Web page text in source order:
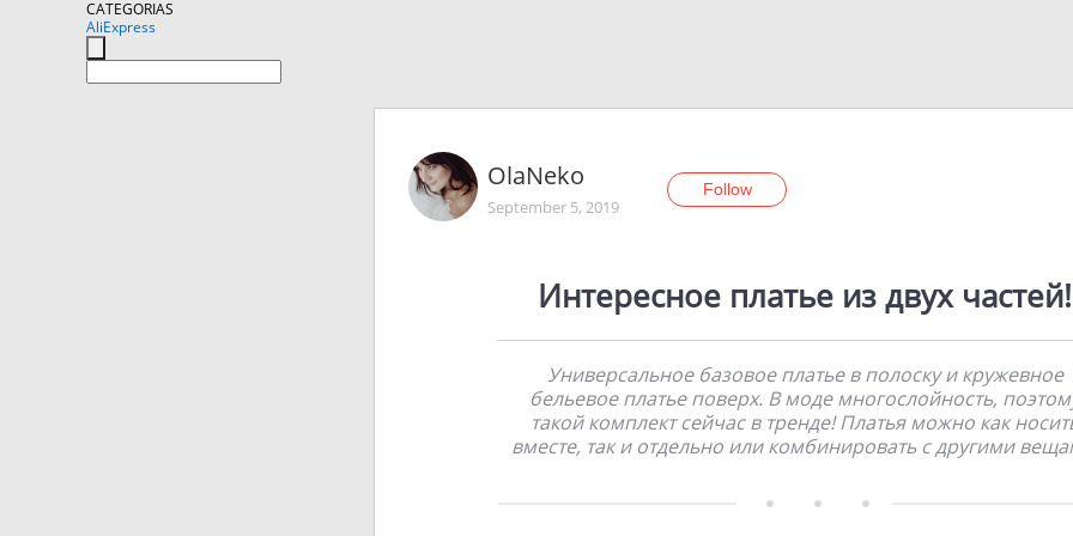
CATEGORIAS
AliExpress
OlaNeko
September 5, 2019
Follow
Интересное платье из двух частей!
Универсальное базовое платье в полоску и кружевное
бельевое платье поверх. В моде многослойность,
такой комплект сейчас в тренде! Платья можно как
вместе, так и отдельно или комбинировать с другими